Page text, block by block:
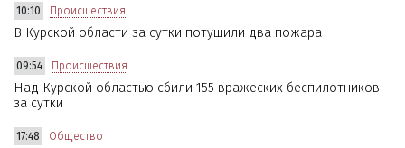
10:10 Происшествия
В Курской области за сутки потушили два пожара
09:54 Происшествия
Над Курской областью сбили 155 вражеских беспилотников
за сутки
17:48 Общество